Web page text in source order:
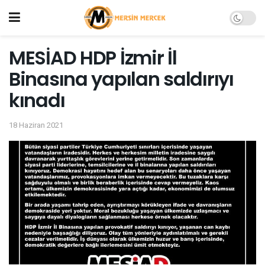
MESİAD HDP İzmir İl
Binasına yapılan saldırıyı
kınadı
18 Haziran 2021